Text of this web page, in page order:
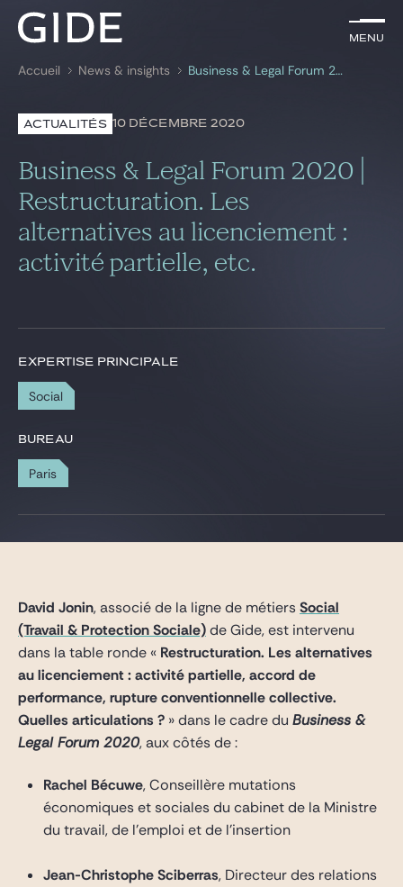
Menu
Rechercher par mots-clés
Menu
Avocats
Expertises
Global
News & insights
Gide Pro Bono et RSE
Blog Real Estate
Contact
Accueil News & insights Business & Legal Forum 2020 | Restructuration. Les alternatives au licenciement : activité partielle, etc.
ACTUALITÉS 10 DÉCEMBRE 2020
Business & Legal Forum 2020 |
Restructuration. Les
alternatives au licenciement :
activité partielle, etc.
EXPERTISE PRINCIPALE
Social
BUREAU
Paris
David Jonin, associé de la ligne de métiersSocial
(Travail & Protection Sociale)de Gide, est intervenu
dans la table ronde « Restructuration. Les alternatives
au licenciement : activité partielle, accord de
performance, rupture conventionnelle collective.
Quelles articulations ? » dans le cadre du Business &
Legal Forum 2020, aux côtés de :
Rachel Bécuwe, Conseillère mutations
économiques et sociales du cabinet de la Ministre
du travail, de l’emploi et de l’insertion
Jean-Christophe Sciberras, Directeur des relations